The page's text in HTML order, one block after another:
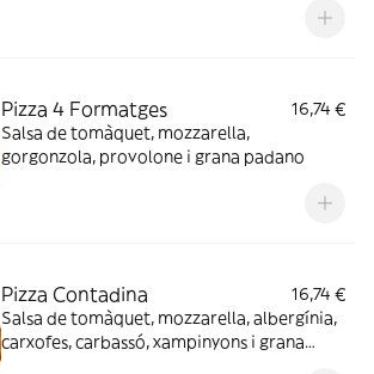
Pizza 4 Formatges
16,74 €
Salsa de tomàquet, mozzarella,
gorgonzola, provolone i grana padano
Pizza Contadina
16,74 €
Salsa de tomàquet, mozzarella, albergínia,
carxofes, carbassó, xampinyons i grana